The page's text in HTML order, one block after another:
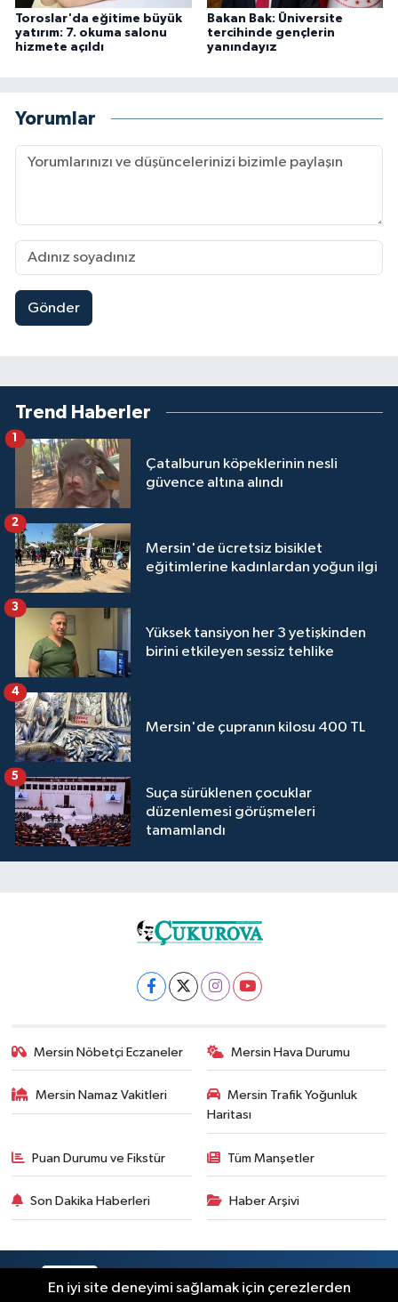
Toroslar'da eğitime büyük
yatırım: 7. okuma salonu
hizmete açıldı
Bakan Bak: Üniversite
tercihinde gençlerin
yanındayız
Yorumlar
Gönder
Trend Haberler
Çatalburun köpeklerinin nesli
güvence altına alındı
Mersin'de ücretsiz bisiklet
eğitimlerine kadınlardan yoğun ilgi
2
Yüksek tansiyon her 3 yetişkinden
birini etkileyen sessiz tehlike
3
Mersin'de çupranın kilosu 400 TL
4
Suça sürüklenen çocuklar
düzenlemesi görüşmeleri
tamamlandı
5
Mersin Nöbetçi Eczaneler Mersin Hava Durumu
Mersin Namaz Vakitleri
Mersin Trafik Yoğunluk
Haritası
Puan Durumu ve Fikstür Tüm Manşetler
Son Dakika Haberleri Haber Arşivi
En iyi site deneyimi sağlamak için çerezlerden